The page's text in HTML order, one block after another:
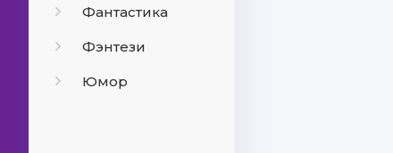
Фантастика
Фэнтези
Юмор